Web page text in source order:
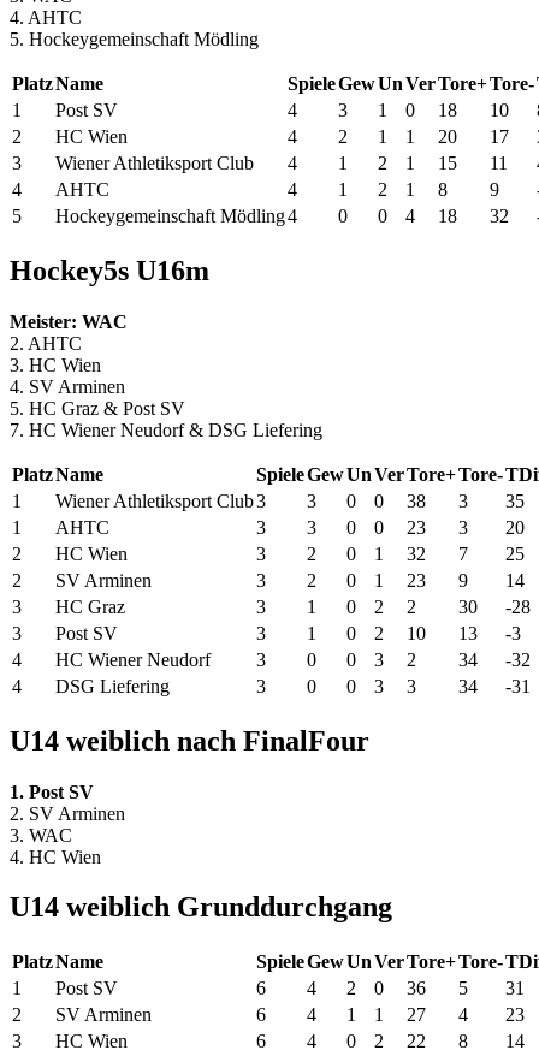
4. AHTC
5. Hockeygemeinschaft Mödling
PlatzName SpieleGewUnVerTore+Tore-
1
Post SV 4 3 1 0 18 10
2
HC Wien 4 2 1 1 20 17
3
Wiener Athletiksport Club 4 1 2 1 15 11
4
AHTC 4 1 2 1 8 9
5
Hockeygemeinschaft Mödling4 0 0 4 18 32
Hockey5s U16m
Meister: WAC
2. AHTC
3. HC Wien
4. SV Arminen
5. HC Graz & Post SV
7. HC Wiener Neudorf & DSG Liefering
PlatzName SpieleGewUnVerTore+Tore-
1
Wiener Athletiksport Club3 3 0 0 38 3
35
1
AHTC 3 3 0 0 23 3
20
2
HC Wien 3 2 0 1 32 7
25
2
SV Arminen 3 2 0 1 23 9
14
3
HC Graz 3 1 0 2 2 30
-28
3
Post SV 3 1 0 2 10 13
-3
4
HC Wiener Neudorf 3 0 0 3 2 34
-32
4
DSG Liefering 3 0 0 3 3 34 -31
U14 weiblich nach FinalFour
1. Post SV
2. SV Arminen
3. WAC
4. HC Wien
U14 weiblich Grunddurchgang
PlatzName SpieleGewUnVerTore+Tore-
1
Post SV 6 4 2 0 36 5
31
2
SV Arminen 6 4 1 1 27 4
23
3
HC Wien 6 4 0 2 22 8
14